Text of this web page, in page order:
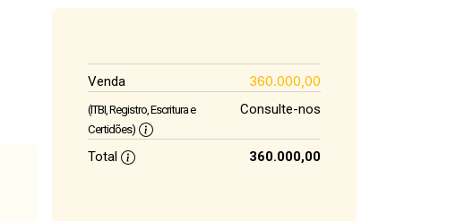
Venda 360.000,00
(ITBI, Registro, Escritura e
Certidões)
Consulte-nos
Total 360.000,00